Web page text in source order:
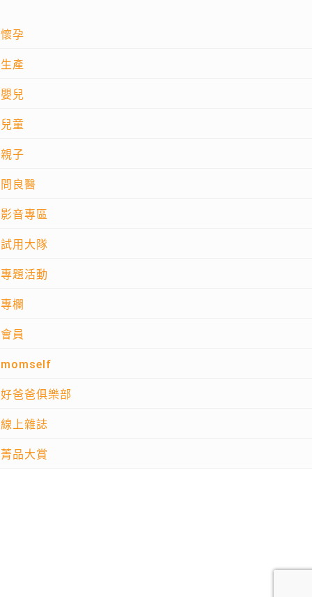
懷孕
生產
嬰兒
兒童
親子
問良醫
影音專區
試用大隊
專題活動
專欄
會員
momself
好爸爸俱樂部
線上雜誌
菁品大賞